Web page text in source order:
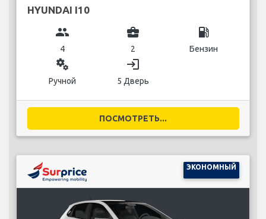
HYUNDAI I10
group
4
business_center
2
local_gas_station
Бензин
miscellaneous_services
Ручной
login
5 Дверь
ПОСМОТРЕТЬ...
ЭКОНОМНЫЙ